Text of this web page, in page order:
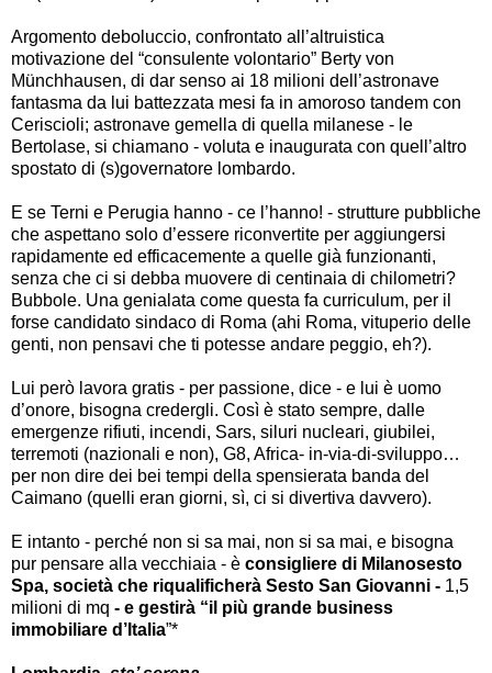
Argomento deboluccio, confrontato all’altruistica
motivazione del “consulente volontario” Berty von
Münchhausen, di dar senso ai 18 milioni dell’astronave
fantasma da lui battezzata mesi fa in amoroso tandem con
Ceriscioli; astronave gemella di quella milanese - le
Bertolase, si chiamano - voluta e inaugurata con quell’altro
spostato di (s)governatore lombardo.
E se Terni e Perugia hanno - ce l’hanno! - strutture pubbliche
che aspettano solo d’essere riconvertite per aggiungersi
rapidamente ed efficacemente a quelle già funzionanti,
senza che ci si debba muovere di centinaia di chilometri?
Bubbole. Una genialata come questa fa curriculum, per il
forse candidato sindaco di Roma (ahi Roma, vituperio delle
genti, non pensavi che ti potesse andare peggio, eh?).
Lui però lavora gratis - per passione, dice - e lui è uomo
d’onore, bisogna credergli. Così è stato sempre, dalle
emergenze rifiuti, incendi, Sars, siluri nucleari, giubilei,
terremoti (nazionali e non), G8, Africa- in-via-di-sviluppo…
per non dire dei bei tempi della spensierata banda del
Caimano (quelli eran giorni, sì, ci si divertiva davvero).
E intanto - perché non si sa mai, non si sa mai, e bisogna
pur pensare alla vecchiaia - è consigliere di Milanosesto
Spa, società che riqualificherà Sesto San Giovanni - 1,5
milioni di mq - e gestirà “il più grande business
immobiliare d’Italia”*